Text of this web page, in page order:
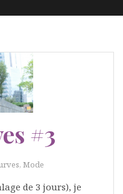
#3
, Mode
de 3 jours), je